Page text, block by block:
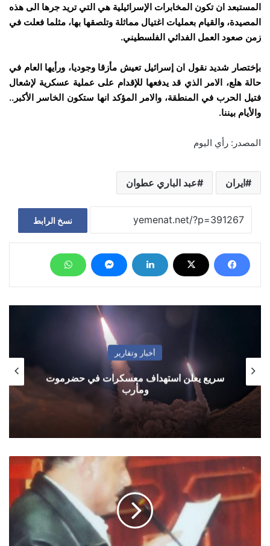
المستبعد ان تكون المخابرات الإسرائيلية هي التي تريد جرها الى هذه
المصيدة، والقيام بعمليات اغتيال مماثلة وتلصقها بها، مثلما فعلت في
زمن صعود العمل الفدائي الفلسطيني.
بإختصار شديد نقول ان إسرائيل تعيش مأزقا وجوديا، ورأيها العام في
حالة هلع، الامر الذي قد يدفعها للإقدام على عملية عسكرية لإشعال
فتيل الحرب في المنطقة، والامر المؤكد انها ستكون الخاسر الأكبر..
والأيام بيننا.
المصدر: رأي اليوم
ايران عبد الباري عطوان
نسخ الرابط
أخبار وتقارير
سريع يعلن استهداف معسكرات في حضرموت
ومأرب
حاشد
يوجه
سؤالا